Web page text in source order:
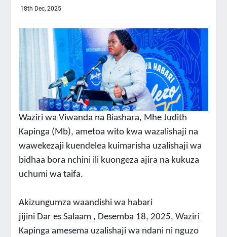
18th Dec, 2025
Waziri wa Viwanda na Biashara, Mhe Judith
Kapinga (Mb), ametoa wito kwa wazalishaji na
wawekezaji kuendelea kuimarisha uzalishaji wa
bidhaa bora nchini ili kuongeza ajira na kukuza
uchumi wa taifa.
Akizungumza waandishi wa habari
jijini Dar es Salaam , Desemba 18, 2025, Waziri
Kapinga amesema uzalishaji wa ndani ni nguzo